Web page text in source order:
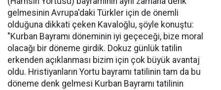
gelmesinin Avrupa'daki Türkler için de önemli
olduğuna dikkati çeken Kavaloğlu, şöyle konuştu:
"Kurban Bayramı döneminin iyi geçeceği, bize moral
olacağı bir döneme girdik. Dokuz günlük tatilin
erkenden açıklanması bizim için çok büyük avantaj
oldu. Hristiyanların Yortu bayramı tatilinin tam da bu
döneme denk gelmesi Kurban Bayramı tatilinin